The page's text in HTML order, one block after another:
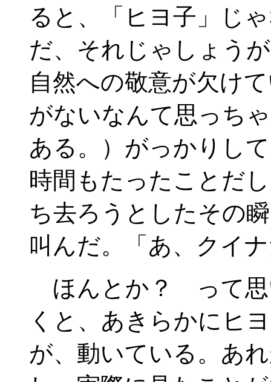
ると、「ヒヨ子」じ
だ、それじゃしょう
自然への敬意が欠け
がないなんて思っち
ある。）がっかりし
時間もたったことだ
ち去ろうとしたその
叫んだ。「あ、クイ
ほんとか？ って思
くと、あきらかにヒ
が、動いている。あ